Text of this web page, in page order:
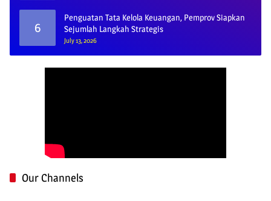
6
Penguatan Tata Kelola Keuangan, Pemprov Siapkan
Sejumlah Langkah Strategis
July 13, 2026
Our Channels